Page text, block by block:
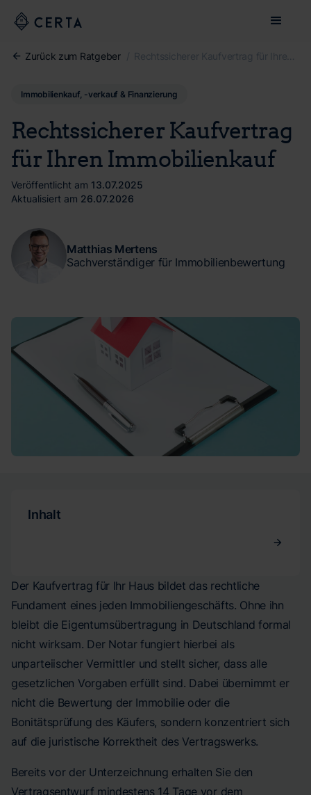
Zurück zum Ratgeber /
Immobilienkauf, -verkauf & Finanzierung
Rechtssicherer Kaufvertrag
für Ihren Immobilienkauf
Veröffentlicht am 13.07.2025
Aktualisiert am 26.07.2026
Matthias Mertens
Sachverständiger für Immobilienbewertung
Inhalt
Der Kaufvertrag für Ihr Haus bildet das rechtliche
Fundament eines jeden Immobiliengeschäfts. Ohne ihn
bleibt die Eigentumsübertragung in Deutschland formal
nicht wirksam. Der Notar fungiert hierbei als
unparteiischer Vermittler und stellt sicher, dass alle
gesetzlichen Vorgaben erfüllt sind. Dabei übernimmt er
nicht die Bewertung der Immobilie oder die
Bonitätsprüfung des Käufers, sondern konzentriert sich
auf die juristische Korrektheit des Vertragswerks.
Bereits vor der Unterzeichnung erhalten Sie den
Vertragsentwurf mindestens 14 Tage vor dem